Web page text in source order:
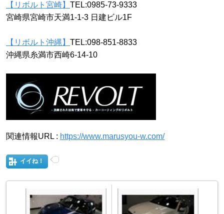
【リボルト宮崎】 TEL:0985-73-9333
宮崎県宮崎市天満1-1-3 日建ビル1F
【リボルト沖縄】 TEL:098-851-8833
沖縄県糸満市西崎6-14-10
関連情報URL : https://www.marusyou-w.com/
イイね！